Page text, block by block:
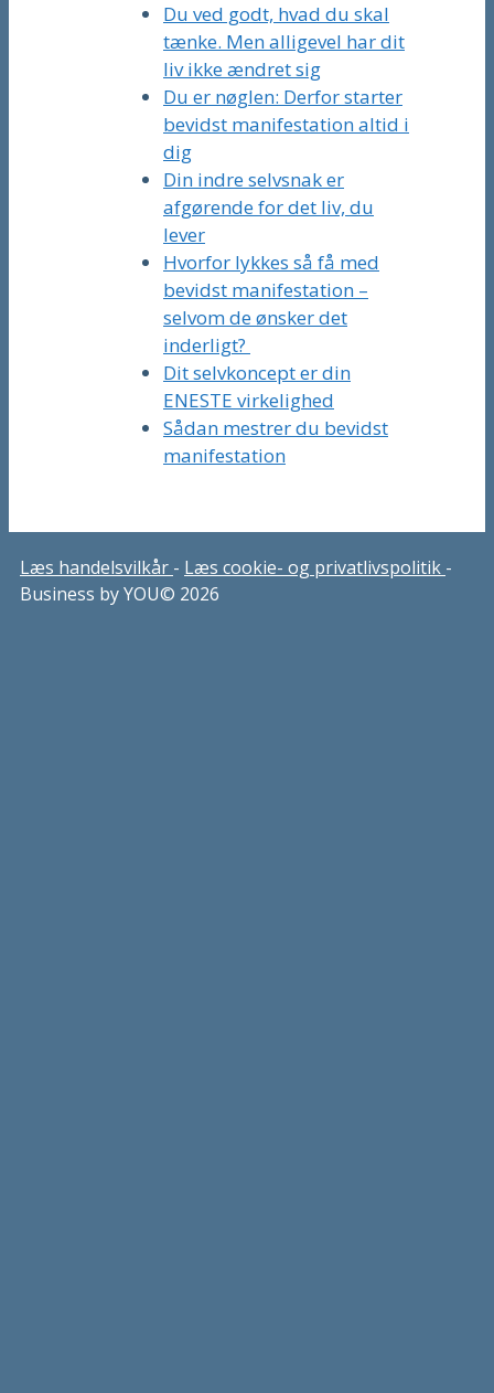
Du ved godt, hvad du skal
tænke. Men alligevel har dit
liv ikke ændret sig
Du er nøglen: Derfor starter
bevidst manifestation altid i
dig
Din indre selvsnak er
afgørende for det liv, du
lever
Hvorfor lykkes så få med
bevidst manifestation –
selvom de ønsker det
inderligt?
Dit selvkoncept er din
ENESTE virkelighed
Sådan mestrer du bevidst
manifestation
Læs handelsvilkår - Læs cookie- og privatlivspolitik -
Business by YOU© 2026